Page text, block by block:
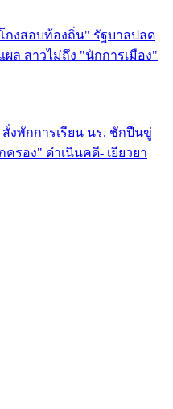
กงสอบท้องถิ่น" รัฐบาลปลด
ล สาวไม่ถึง "นักการเมือง"
งพักการเรียน นร. ชักปืนขู่
รอง" ดำเนินคดี- เยียวยา